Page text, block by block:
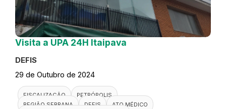
Visita a UPA 24H Itaipava
DEFIS
29 de Outubro de 2024
FISCALIZAÇÃO
PETRÓPOLIS
REGIÃO SERRANA
DEFIS
ATO MÉDICO